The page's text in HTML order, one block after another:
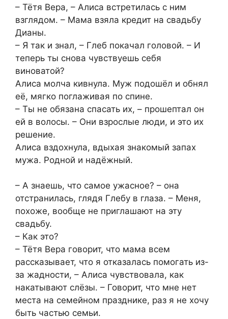
– Тётя Вера, – Алиса встретилась с ним
взглядом. – Мама взяла кредит на свадьбу
Дианы.
– Я так и знал, – Глеб покачал головой. – И
теперь ты снова чувствуешь себя
виноватой?
Алиса молча кивнула. Муж подошёл и обнял
её, мягко поглаживая по спине.
– Ты не обязана спасать их, – прошептал он
ей в волосы. – Они взрослые люди, и это их
решение.
Алиса вздохнула, вдыхая знакомый запах
мужа. Родной и надёжный.
– А знаешь, что самое ужасное? – она
отстранилась, глядя Глебу в глаза. – Меня,
похоже, вообще не приглашают на эту
свадьбу.
– Как это?
– Тётя Вера говорит, что мама всем
рассказывает, что я отказалась помогать из-
за жадности, – Алиса чувствовала, как
накатывают слёзы. – Говорит, что мне нет
места на семейном празднике, раз я не хочу
быть частью семьи.